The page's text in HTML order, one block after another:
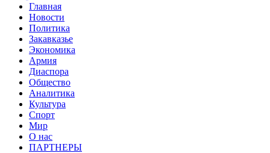
Главная
Новости
Политика
Закавказье
Экономика
Армия
Диаспора
Общество
Аналитика
Культура
Спорт
Мир
О нас
ПАРТНЕРЫ